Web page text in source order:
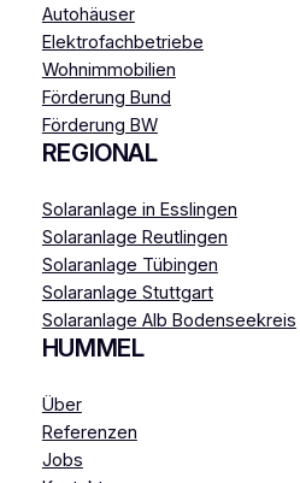
Autohäuser
Elektrofachbetriebe
Wohnimmobilien
Förderung Bund
Förderung BW
REGIONAL
Solaranlage in Esslingen
Solaranlage Reutlingen
Solaranlage Tübingen
Solaranlage Stuttgart
Solaranlage Alb Bodenseekreis
HUMMEL
Über
Referenzen
Jobs